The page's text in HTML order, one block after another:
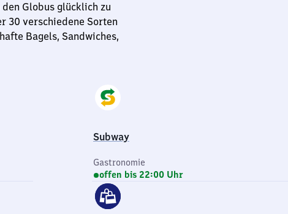
Globus glücklich zu
30 verschiedene Sorten
Bagels, Sandwiches,
Subway
Gastronomie
offen bis 22:00 Uhr